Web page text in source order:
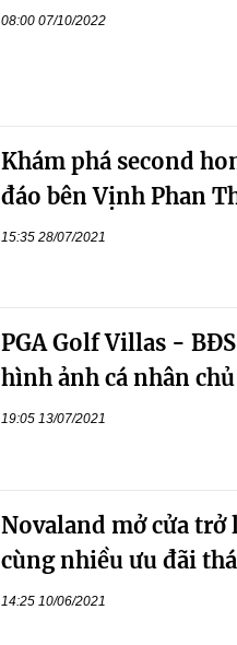
08:00 07/10/2022
Khám phá second
đáo bên Vịnh Phan
15:35 28/07/2021
PGA Golf Villas -
hình ảnh cá nhân
19:05 13/07/2021
Novaland mở cửa trở
cùng nhiều ưu đãi
14:25 10/06/2021